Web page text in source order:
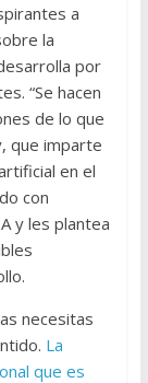
a
la
por
“Se hacen
de lo que
que imparte
en el
con
y les plantea
necesitas
La
que es